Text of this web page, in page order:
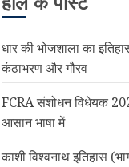
धार की भोजशाला का
कंठाभरण और गौरव
FCRA संशोधन विधेयक
आसान भाषा में
काशी विश्वनाथ इतिहास